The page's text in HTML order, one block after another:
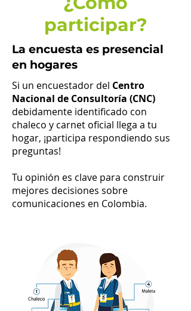
participar?
La encuesta es presencial
en hogares
Si un encuestador del Centro
Nacional de Consultoría (CNC)
debidamente identificado con
chaleco y carnet oficial llega a tu
hogar, ¡participa respondiendo sus
preguntas!
Tu opinión es clave para construir
mejores decisiones sobre
comunicaciones en Colombia.